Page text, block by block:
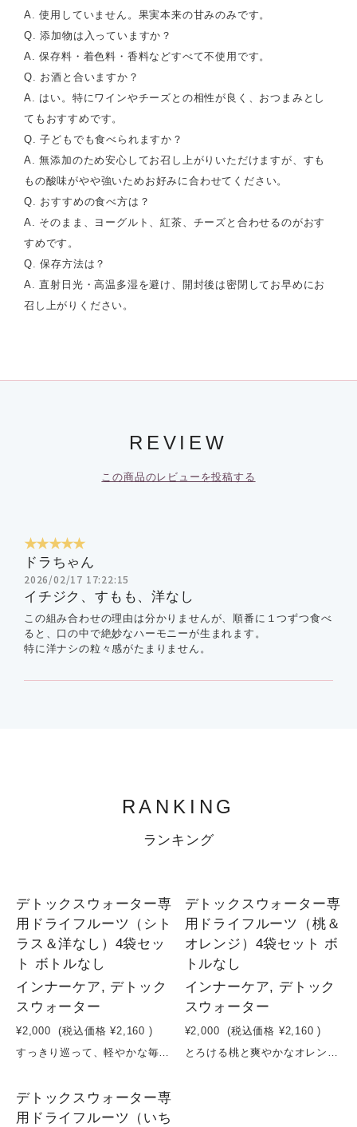
A. 使用していません。果実本来の甘みのみです。
Q. 添加物は入っていますか？
A. 保存料・着色料・香料などすべて不使用です。
Q. お酒と合いますか？
A. はい。特にワインやチーズとの相性が良く、おつまみとし
てもおすすめです。
Q. 子どもでも食べられますか？
A. 無添加のため安心してお召し上がりいただけますが、すも
もの酸味がやや強いためお好みに合わせてください。
Q. おすすめの食べ方は？
A. そのまま、ヨーグルト、紅茶、チーズと合わせるのがおす
すめです。
Q. 保存方法は？
A. 直射日光・高温多湿を避け、開封後は密閉してお早めにお
召し上がりください。
REVIEW
この商品のレビューを投稿する
★★★★★
ドラちゃん
2026/02/17 17:22:15
イチジク、すもも、洋なし
この組み合わせの理由は分かりませんが、順番に１つずつ食べ
ると、口の中で絶妙なハーモニーが生まれます。
特に洋ナシの粒々感がたまりません。
RANKING
ランキング
デトックスウォーター専
用ドライフルーツ（シト
ラス＆洋なし）4袋セッ
ト ボトルなし
インナーケア, デトック
スウォーター
¥2,000 (税込価格 ¥2,160 )
すっきり巡って、軽やかな毎日へ。シトラス＆洋なしのデトックスウォーター習慣爽やかなシトラスの酸味と、洋なしのやさしい甘みを組み合わせた、デトックスウォーター用ドライフルーツセット。砂糖・保存料を使わず、果実そのものの美味しさと栄養をそのまま閉じ込めました。水に入れるだけで、フルーツの香りと成分がゆっくり広がり、日々の水分補給が“整える習慣”に。シトラスのすっきり感と洋なしのまろやかさで、飲みやすく飽きずに続けられます。体の内側から軽やかさをサポートする、シンプルなインナーケアを。原材料：シトラス（長野県産） 洋なし（長野県産）容量：16g×4袋賞味期限：製造日から６ヶ月
デトックスウォーター専
用ドライフルーツ（桃＆
オレンジ）4袋セット ボ
トルなし
インナーケア, デトック
スウォーター
¥2,000 (税込価格 ¥2,160 )
とろける桃と爽やかなオレンジで、巡るキレイ習慣。デトックスウォーターセットやさしい甘みの桃と、すっきりとした酸味のオレンジを組み合わせた、デトックスウォーター用ドライフルーツセット。砂糖・保存料を使わず、果実そのものの味わいと栄養をぎゅっと閉じ込めました。水に入れるだけで、フルーツの香りと成分がゆっくり広がり、毎日の水分補給が“整える時間”に変わります。桃のリラックス感ある甘さと、オレンジの爽やかさで、心も体もすっきり。忙しい日常の中で、無理なく続けられるインナーケア習慣を。原材料：桃（長野県産） オレンジ（長野県産）容量：16g×4袋賞味期限：製造日から６ヶ月
デトックスウォーター専
用ドライフルーツ（いち